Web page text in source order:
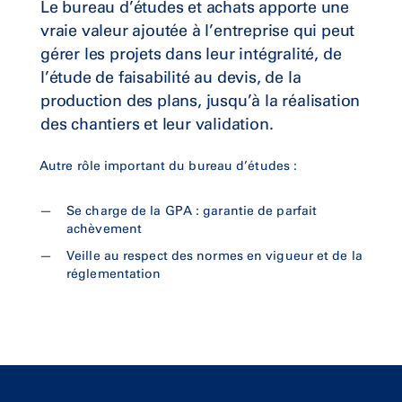
Le bureau d’études et achats apporte une
vraie valeur ajoutée à l’entreprise qui peut
gérer les projets dans leur intégralité, de
l’étude de faisabilité au devis, de la
production des plans, jusqu’à la réalisation
des chantiers et leur validation.
Autre rôle important du bureau d’études :
Se charge de la GPA : garantie de parfait
achèvement
Veille au respect des normes en vigueur et de la
réglementation